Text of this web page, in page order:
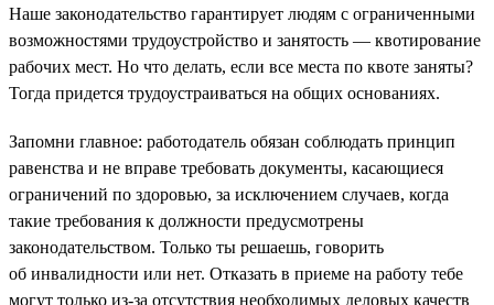
Наше законодательство гарантирует людям с ограниченными
возможностями трудоустройство и занятость — квотирование
рабочих мест. Но что делать, если все места по квоте заняты?
Тогда придется трудоустраиваться на общих основаниях.
Запомни главное: работодатель обязан соблюдать принцип
равенства и не вправе требовать документы, касающиеся
ограничений по здоровью, за исключением случаев, когда
такие требования к должности предусмотрены
законодательством. Только ты решаешь, говорить
об инвалидности или нет. Отказать в приеме на работу тебе
могут только из-за отсутствия необходимых деловых качеств